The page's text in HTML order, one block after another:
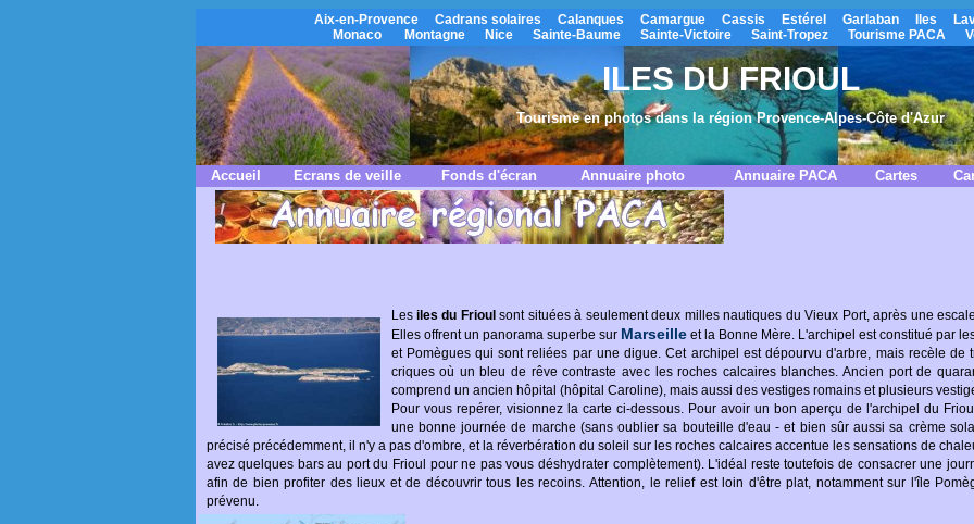
Aix-en-Provence Cadrans solaires Calanques Camargue Cassis Estérel Garlaban Iles
Monaco
Montagne Nice Sainte-Baume Sainte-Victoire Saint-Tropez Tourisme PACA
ILES DU FRIOUL
Tourisme en photos dans la région Provence-Alpes-Côte d'Azur
Accueil Ecrans de veille Fonds d'écran Annuaire photo Annuaire PACA Cartes
Les iles du Frioul sont situées à seulement deux milles nautiques du Vieux Port, après une
Elles offrent un panorama superbe sur Marseilleet la Bonne Mère. L'archipel est constitué par
et Pomègues qui sont reliées par une digue. Cet archipel est dépourvu d'arbre, mais recèle de
criques où un bleu de rêve contraste avec les roches calcaires blanches. Ancien port de
comprend un ancien hôpital (hôpital Caroline), mais aussi des vestiges romains et plusieurs
Pour vous repérer, visionnez la carte ci-dessous. Pour avoir un bon aperçu de l'archipel du
une bonne journée de marche (sans oublier sa bouteille d'eau - et bien sûr aussi sa crème
précisé précédemment, il n'y a pas d'ombre, et la réverbération du soleil sur les roches calcaires accentue les sensations de
avez quelques bars au port du Frioul pour ne pas vous déshydrater complètement). L'idéal reste toutefois de consacrer une
afin de bien profiter des lieux et de découvrir tous les recoins. Attention, le relief est loin d'être plat, notamment sur l'île
prévenu.